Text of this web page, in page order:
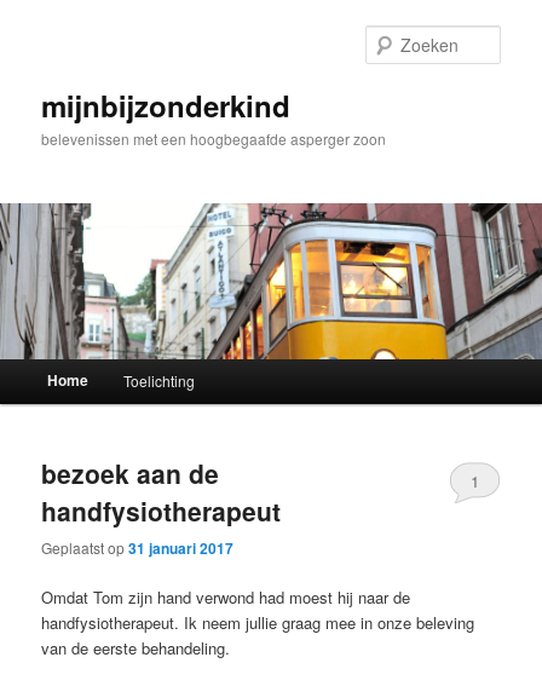
mijnbijzonderkind
belevenissen met een hoogbegaafde asperger zoon
Hoofdmenu
Spring naar de primaire inhoud
Spring naar de secundaire inhoud
Home Toelichting
bezoek aan de
handfysiotherapeut
Geplaatst op31 januari 2017
1
Omdat Tom zijn hand verwond had moest hij naar de
handfysiotherapeut. Ik neem jullie graag mee in onze beleving
van de eerste behandeling.